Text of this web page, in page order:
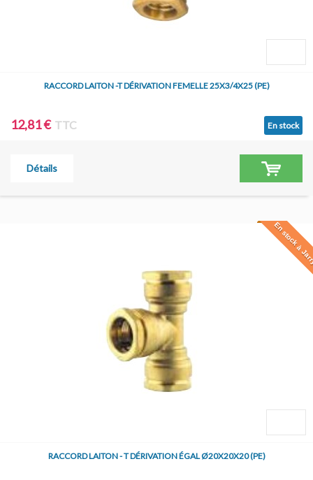
RACCORD LAITON -T DÉRIVATION FEMELLE 25X3/4X25 (PE)
12,81 € TTC En stock
Détails
En stock à
RACCORD LAITON - T DÉRIVATION ÉGAL Ø20X20X20 (PE)